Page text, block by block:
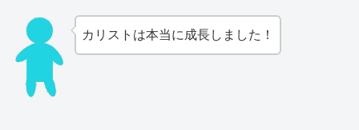
カリストは本当に成長しました！